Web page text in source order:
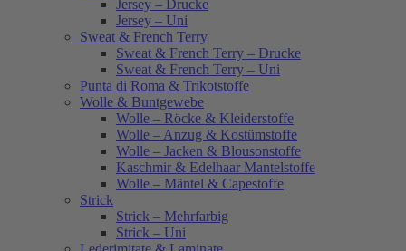
Jersey – Drucke
Jersey – Uni
Sweat & French Terry
Sweat & French Terry – Drucke
Sweat & French Terry – Uni
Punta di Roma & Trikotstoffe
Wolle & Buntgewebe
Wolle – Röcke & Kleiderstoffe
Wolle – Anzug & Kostümstoffe
Wolle – Jacken & Blousonstoffe
Kaschmir & Edelhaar Mantelstoffe
Wolle – Mäntel & Capestoffe
Strick
Strick – Mehrfarbig
Strick – Uni